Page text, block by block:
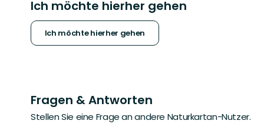
Ich möchte hierher gehen
Ich möchte hierher gehen
Fragen & Antworten
Stellen Sie eine Frage an andere Naturkartan-Nutzer.